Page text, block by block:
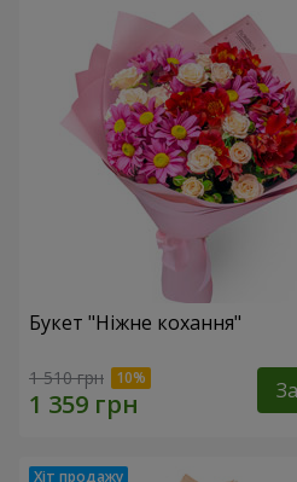
Букет "Ніжне кохання"
1 510 грн